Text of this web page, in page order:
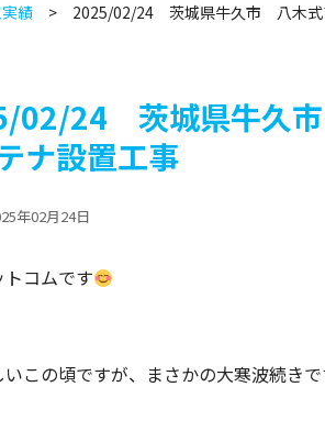
績 2025/02/24 茨城県牛久市 八木式
02/24 茨城県牛久
ナ設置工事
年02月24日
コムです
この頃ですが、まさかの大寒波続き